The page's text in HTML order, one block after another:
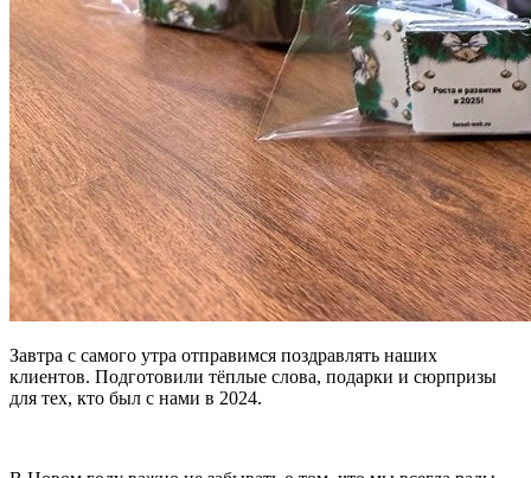
Завтра с самого утра отправимся поздравлять наших
клиентов. Подготовили тёплые слова, подарки и сюрпризы
для тех, кто был с нами в 2024.